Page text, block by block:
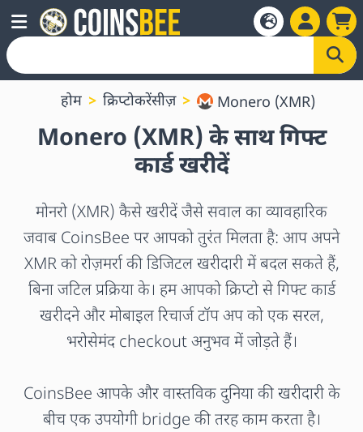
होम क्रिप्टोकरेंसीज़ Monero (XMR)
Monero (XMR) के साथ गिफ्ट
कार्ड खरीदें
मोनरो (XMR) कैसे खरीदें जैसे सवाल का व्यावहारिक
जवाब CoinsBee पर आपको तुरंत मिलता है: आप अपने
XMR को रोज़मर्रा की डिजिटल खरीदारी में बदल सकते हैं,
बिना जटिल प्रक्रिया के। हम आपको क्रिप्टो से गिफ्ट कार्ड
खरीदने और मोबाइल रिचार्ज टॉप अप को एक सरल,
भरोसेमंद checkout अनुभव में जोड़ते हैं।
CoinsBee आपके और वास्तविक दुनिया की खरीदारी के
बीच एक उपयोगी bridge की तरह काम करता है।